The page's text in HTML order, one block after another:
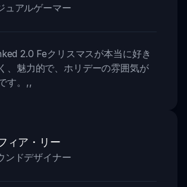
ュアルゲーマー
2.0 Feクリスマスが本当に好き
、魅力的で、ホリデーの雰囲気が
す。 ,,
ィア・リー
ンドデザイナー